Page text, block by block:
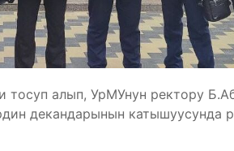
тосуп алып, УрМУнун ректору
декандарынын катышуусунда